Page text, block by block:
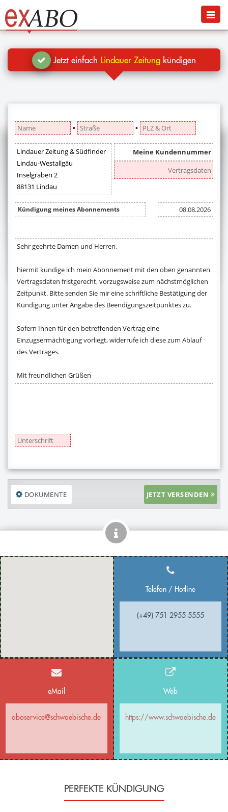
Jetzt kündigen
Blog
Hilfe
Menü
Jetzt einfach Lindauer Zeitung kündigen
▪ ▪
DOKUMENTE JETZT VERSENDEN
Telefon / Hotline
(+49) 751 2955 5555
eMail
aboservice@schwaebische.de
Web
https://www.schwaebische.de
PERFEKTE KÜNDIGUNG